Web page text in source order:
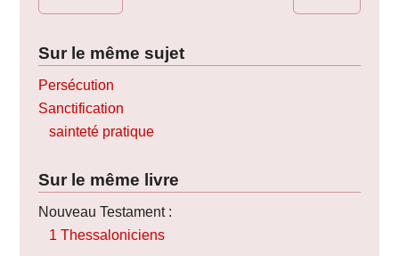
Sur le même sujet
Persécution
Sanctification
sainteté pratique
Sur le même livre
Nouveau Testament :
1 Thessaloniciens